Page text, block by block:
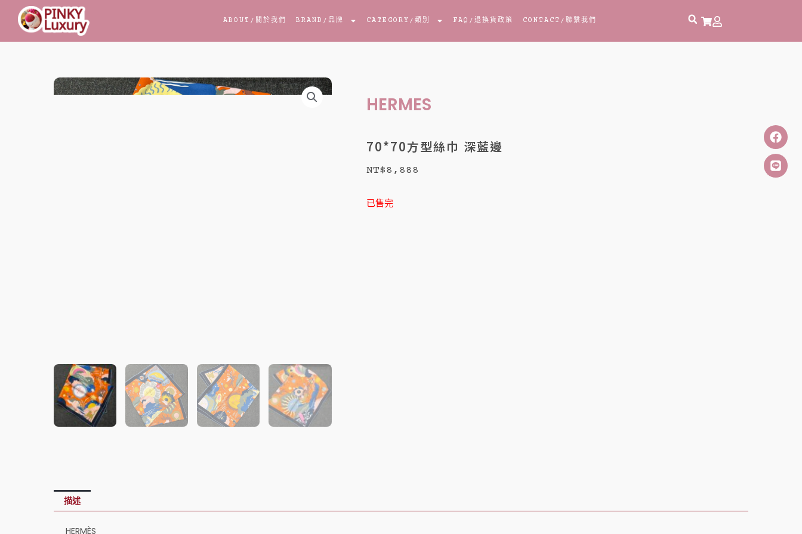
主
ABOUT /關於我們 BRAND /品牌 CATEGORY /類別 FAQ /退換貨政策 CONTACT /聯繫我們
HERMES
70*70方型絲巾 深藍邊
NT$8,888
已售完
描述
HERMÈS